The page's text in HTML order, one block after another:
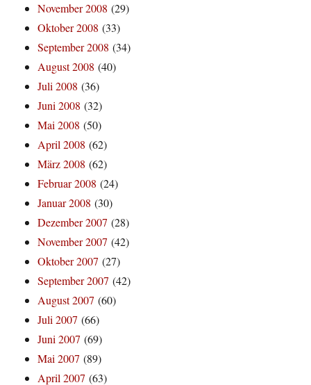
November 2008 (29)
Oktober 2008 (33)
September 2008 (34)
August 2008 (40)
Juli 2008 (36)
Juni 2008 (32)
Mai 2008 (50)
April 2008 (62)
März 2008 (62)
Februar 2008 (24)
Januar 2008 (30)
Dezember 2007 (28)
November 2007 (42)
Oktober 2007 (27)
September 2007 (42)
August 2007 (60)
Juli 2007 (66)
Juni 2007 (69)
Mai 2007 (89)
April 2007 (63)